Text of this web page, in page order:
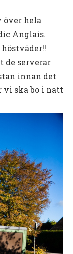
hela
Anglais.
de serverar
innan det
vi ska bo i natt